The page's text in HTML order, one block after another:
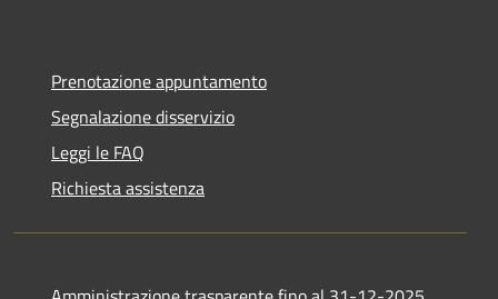
Prenotazione appuntamento
Segnalazione disservizio
Leggi le FAQ
Richiesta assistenza